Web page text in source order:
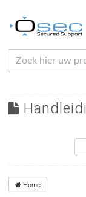
HOME
Home